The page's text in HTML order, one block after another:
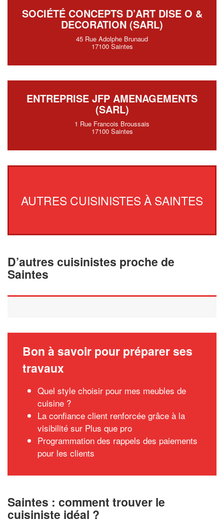
SOCIÉTÉ CONCEPTS D’ART DISE O &
DECORATION (SARL)
45 Rue Adolphe Brunaud
17100 Saintes
ENTREPRISE JFP AMENAGEMENTS
(SARL)
1 Rue Francois Broussais
17100 Saintes
AUTRES CUISINISTES À SAINTES
D’autres cuisinistes proche de
Saintes
Bon à savoir pour préparer ses
travaux
Quel style choisir pour mes meubles de
cuisine ?
La confiance client renforcée grâce à la
visibilité sur Plus que pro
Programmation des rappels des paiements
pour les clients
Saintes : comment trouver le
cuisiniste idéal ?